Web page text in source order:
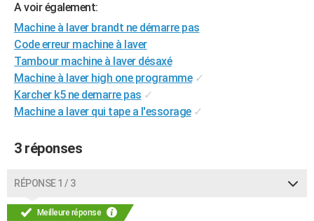
Dictionnaire
Biographies
Citations
Expressions
Proverbes
PROGRAMME TV
COPAINS D'AVANT
S'inscrire
Se connecter
Lycées
Collèges
Primaires
Universités
Entreprises
Service militaire
Avis de recherche
FORUM
A voir également:
Machine à laver brandt ne démarre pas
Code erreur machine à laver
Tambour machine à laver désaxé
Machine à laver high one programme ✓
Karcher k5 ne demarre pas ✓
Machine a laver qui tape a l'essorage ✓
3 réponses
RÉPONSE 1 / 3
Meilleure réponse